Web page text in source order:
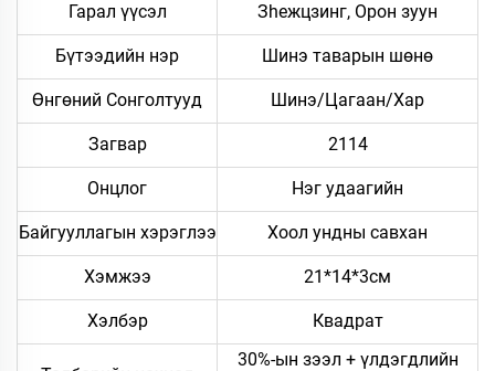
Гарал үүсэл Зheжцзинг, Орон зуун
Бүтээдийн нэр Шинэ таварын шөнө
Өнгөний Сонголтууд Шинэ/Цагаан/Хар
Загвар 2114
Онцлог Нэг удаагийн
Байгууллагын хэрэглээ Хоол ундны савхан
Хэмжээ 21*14*3см
Хэлбэр Квадрат
30%-ын зээл + үлдэгдлийн